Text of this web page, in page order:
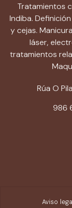
Tratamientos
Indiba.
y cejas.
láser,
tratamientos
Rúa O
986
Aviso